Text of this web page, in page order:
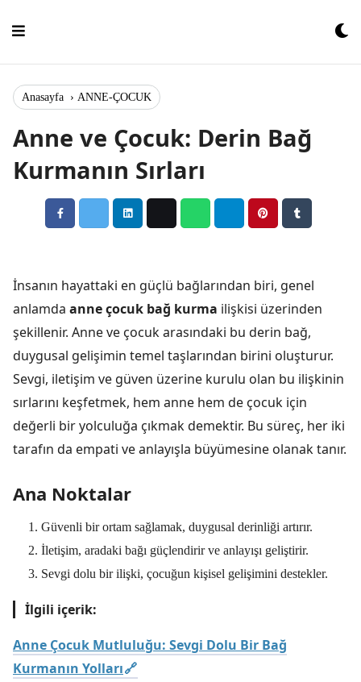
Anasayfa › ANNE-ÇOCUK
Anne ve Çocuk: Derin Bağ
Kurmanın Sırları
İnsanın hayattaki en güçlü bağlarından biri, genel
anlamda anne çocuk bağ kurma ilişkisi üzerinden
şekillenir. Anne ve çocuk arasındaki bu derin bağ,
duygusal gelişimin temel taşlarından birini oluşturur.
Sevgi, iletişim ve güven üzerine kurulu olan bu ilişkinin
sırlarını keşfetmek, hem anne hem de çocuk için
değerli bir yolculuğa çıkmak demektir. Bu süreç, her iki
tarafın da empati ve anlayışla büyümesine olanak tanır.
Ana Noktalar
Güvenli bir ortam sağlamak, duygusal derinliği artırır.
İletişim, aradaki bağı güçlendirir ve anlayışı geliştirir.
Sevgi dolu bir ilişki, çocuğun kişisel gelişimini destekler.
İlgili içerik:
Anne Çocuk Mutluluğu: Sevgi Dolu Bir Bağ
Kurmanın Yolları